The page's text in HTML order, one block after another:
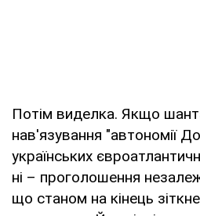
Потім виделка. Якщо
нав'язування "автономії
українських
ні – проголошення
що станом на кінець